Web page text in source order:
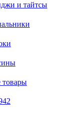
и тайтсы
товары